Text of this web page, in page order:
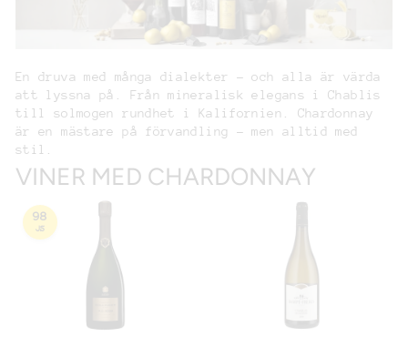
En druva med många dialekter – och alla är värda
att lyssna på. Från mineralisk elegans i Chablis
till solmogen rundhet i Kalifornien. Chardonnay
är en mästare på förvandling – men alltid med
stil.
VINER MED CHARDONNAY
98
JS